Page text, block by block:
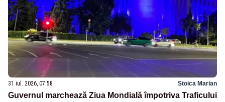
31 iul. 2026, 07:58 Stoica Marian
Guvernul marchează Ziua Mondială împotriva Traficului